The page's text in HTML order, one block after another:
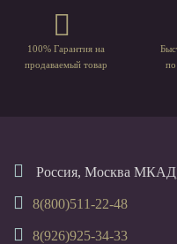
100% Гарантия на
продаваемый товар
Россия, Москва МКАД,
8(800)511-22-48
8(926)925-34-33